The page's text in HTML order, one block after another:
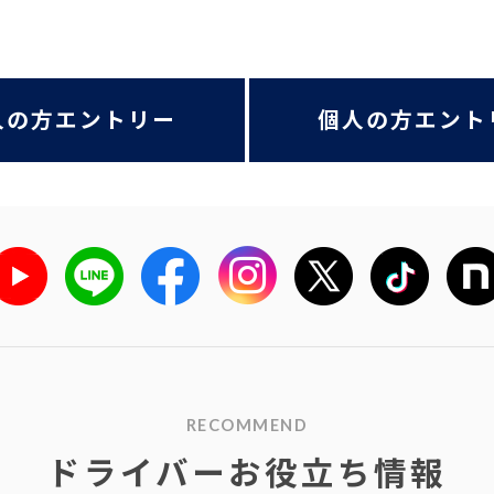
方エントリー 個人の方エント
RECOMMEND
ドライバーお役立ち情報